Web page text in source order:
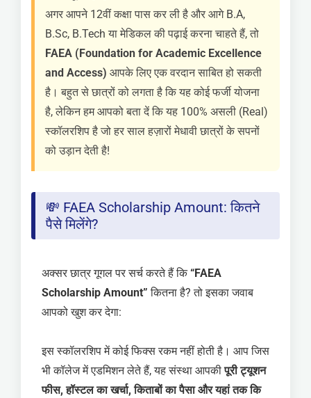
अगर आपने 12वीं कक्षा पास कर ली है और आगे B.A,
B.Sc, B.Tech या मेडिकल की पढ़ाई करना चाहते हैं, तो
FAEA (Foundation for Academic Excellence
and Access) आपके लिए एक वरदान साबित हो सकती
है। बहुत से छात्रों को लगता है कि यह कोई फर्जी योजना
है, लेकिन हम आपको बता दें कि यह 100% असली (Real)
स्कॉलरशिप है जो हर साल हज़ारों मेधावी छात्रों के सपनों
को उड़ान देती है!
💸 FAEA Scholarship Amount: कितने
पैसे मिलेंगे?
अक्सर छात्र गूगल पर सर्च करते हैं कि“FAEA
Scholarship Amount” कितना है? तो इसका जवाब
आपको खुश कर देगा:
इस स्कॉलरशिप में कोई फिक्स रकम नहीं होती है। आप जिस
भी कॉलेज में एडमिशन लेते हैं, यह संस्था आपकीपूरी ट्यूशन
फीस, हॉस्टल का खर्चा, किताबों का पैसा और यहां तक कि